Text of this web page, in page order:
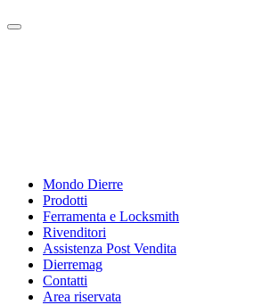
Mondo Dierre
Prodotti
Ferramenta e Locksmith
Rivenditori
Assistenza Post Vendita
Dierremag
Contatti
Area riservata